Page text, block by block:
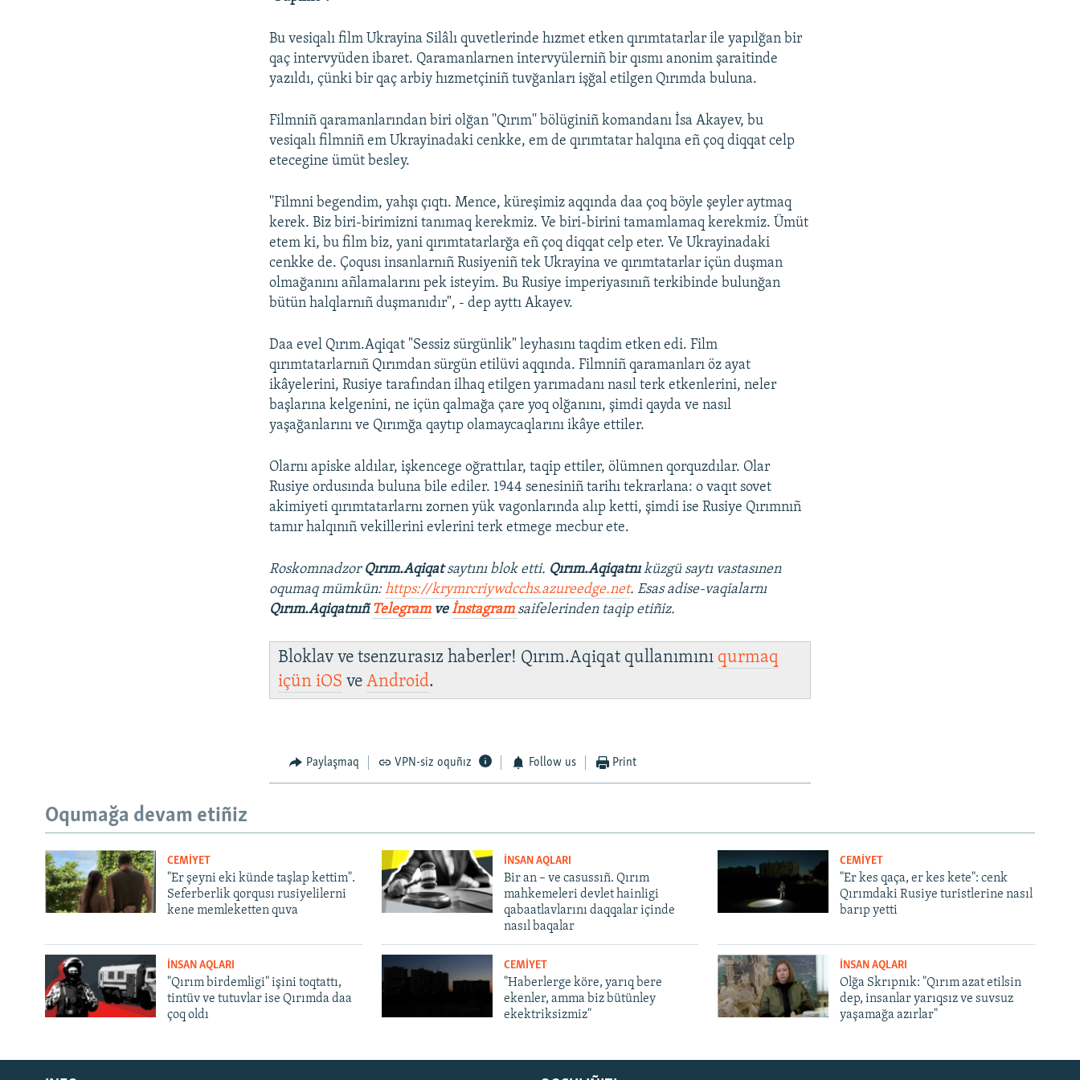
Русский
Bu vesiqalı film Ukrayina Silâlı quvetlerinde hızmet etken qırımtatarlar ile yapılğan bir
qaç intervyüden ibaret. Qaramanlarnen intervyülerniñ bir qısmı anonim şaraitinde
yazıldı, çünki bir qaç arbiy hızmetçiniñ tuvğanları işğal etilgen Qırımda buluna.
Filmniñ qaramanlarından biri olğan ''Qırım'' bölüginiñ komandanı İsa Akayev, bu
vesiqalı filmniñ em Ukrayinadaki cenkke, em de qırımtatar halqına eñ çoq diqqat celp
etecegine ümüt besley.
''Filmni begendim, yahşı çıqtı. Mence, küreşimiz aqqında daa çoq böyle şeyler aytmaq
kerek. Biz biri-birimizni tanımaq kerekmiz. Ve biri-birini tamamlamaq kerekmiz. Ümüt
etem ki, bu film biz, yani qırımtatarlarğa eñ çoq diqqat celp eter. Ve Ukrayinadaki
cenkke de. Çoqusı insanlarnıñ Rusiyeniñ tek Ukrayina ve qırımtatarlar içün duşman
olmağanını añlamalarını pek isteyim. Bu Rusiye imperiyasınıñ terkibinde bulunğan
bütün halqlarnıñ duşmanıdır", - dep ayttı Akayev.
Daa evel Qırım.Aqiqat "Sessiz sürgünlik" leyhasını taqdim etken edi. Film
qırımtatarlarnıñ Qırımdan sürgün etilüvi aqqında. Filmniñ qaramanları öz ayat
ikâyelerini, Rusiye tarafından ilhaq etilgen yarımadanı nasıl terk etkenlerini, neler
başlarına kelgenini, ne içün qalmağa çare yoq olğanını, şimdi qayda ve nasıl
yaşağanlarını ve Qırımğa qaytıp olamaycaqlarını ikâye ettiler.
Olarnı apiske aldılar, işkencege oğrattılar, taqip ettiler, ölümnen qorquzdılar. Olar
Rusiye ordusında buluna bile ediler. 1944 senesiniñ tarihı tekrarlana: o vaqıt sovet
akimiyeti qırımtatarlarnı zornen yük vagonlarında alıp ketti, şimdi ise Rusiye Qırımnıñ
tamır halqınıñ vekillerini evlerini terk etmege mecbur ete.
Roskomnadzor Qırım.Aqiqatsaytını blok etti. Qırım.Aqiqatnıküzgü saytı vastasınen
oqumaq mümkün:https://krymrcriywdcchs.azureedge.net. Esas adise-vaqialarnı
Qırım.Aqiqatnıñ Telegramveİnstagram saifelerinden taqip etiñiz.
Bloklav ve tsenzurasız haberler! Qırım.Aqiqat qullanımını qurmaq
içüniOS veAndroid.
Paylaşmaq VPN-siz oquñız Follow us Print
Oqumağa devam etiñiz
CEMİYET
"Er şeyni eki künde taşlap kettim".
Seferberlik qorqusı rusiyelilerni
kene memleketten quva
İNSAN AQLARI
Bir an – ve casussıñ. Qırım
mahkemeleri devlet hainligi
qabaatlavlarını daqqalar içinde
nasıl baqalar
CEMİYET
"Er kes qaça, er kes kete": cenk
Qırımdaki Rusiye turistlerine nasıl
barıp yetti
İNSAN AQLARI
"Qırım birdemligi" işini toqtattı,
tintüv ve tutuvlar ise Qırımda daa
çoq oldı
CEMİYET
"Haberlerge köre, yarıq bere
ekenler, amma biz bütünley
ekektriksizmiz"
İNSAN AQLARI
Olğa Skrıpnık: "Qırım azat etilsin
dep, insanlar yarıqsız ve suvsuz
yaşamağa azırlar"